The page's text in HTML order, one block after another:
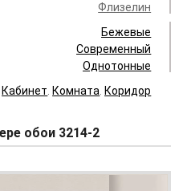
Флизелин
Бежевые
Современный
Однотонные
Кабинет. Комната. Коридор
обои 3214-2